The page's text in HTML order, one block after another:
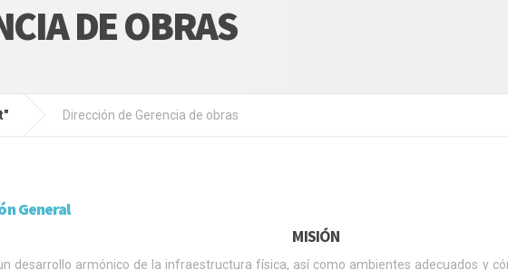
DE OBRAS
Dirección de Gerencia de obras
General
MISIÓN
desarrollo armónico de la infraestructura física, así como ambientes adecuados y